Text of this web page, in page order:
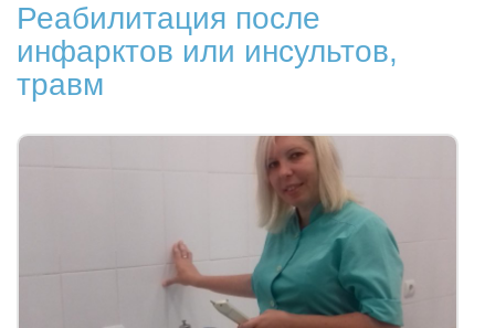
Реабилитация после
инфарктов или инсультов,
травм